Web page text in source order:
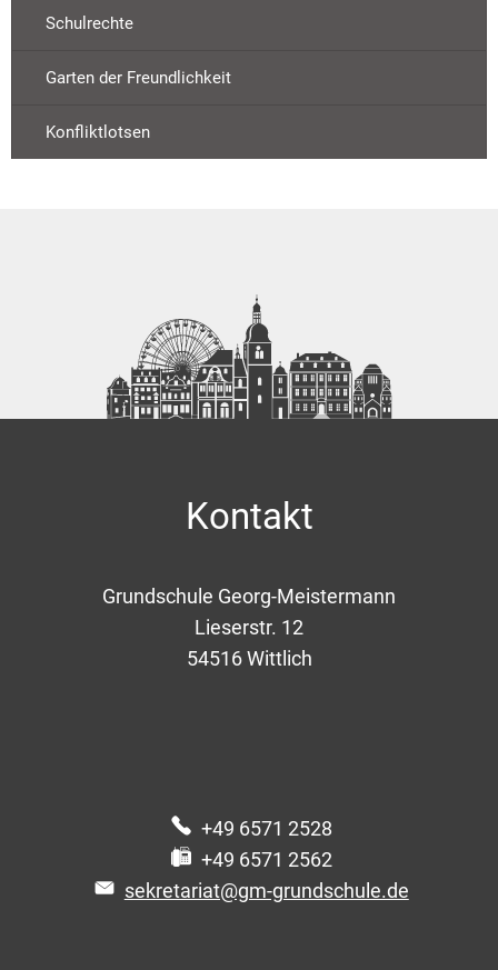
Schulrechte
Garten der Freundlichkeit
Konfliktlotsen
Kontakt
Grundschule Georg-Meistermann
Lieserstr. 12
54516 Wittlich
+49 6571 2528
+49 6571 2562
sekretariat@gm-grundschule.de